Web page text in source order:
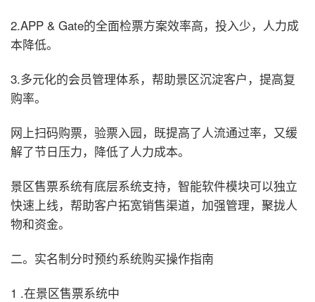
2.APP & Gate的全面检票方案效率高，投入少，人力成
本降低。
3.多元化的会员管理体系，帮助景区沉淀客户，提高复
购率。
网上扫码购票，验票入园，既提高了人流通过率，又缓
解了节日压力，降低了人力成本。
景区售票系统有底层系统支持，智能软件模块可以独立
快速上线，帮助客户拓宽销售渠道，加强管理，聚拢人
物和资金。
二。实名制分时预约系统购买操作指南
1 .在景区售票系统中